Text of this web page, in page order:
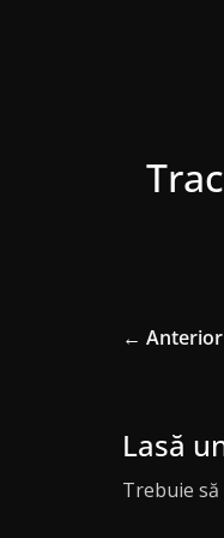
← Anterior
Lasă
Trebuie să